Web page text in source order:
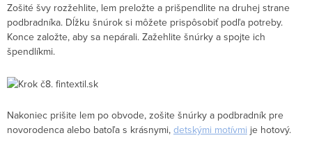
Zošité švy rozžehlite, lem preložte a prišpendlite na druhej strane
podbradníka. Dĺžku šnúrok si môžete prispôsobiť podľa potreby.
Konce založte, aby sa nepárali. Zažehlite šnúrky a spojte ich
špendlíkmi.
Nakoniec prišite lem po obvode, zošite šnúrky a podbradník pre
novorodenca alebo batoľa s krásnymi, detskými motívmi je hotový.